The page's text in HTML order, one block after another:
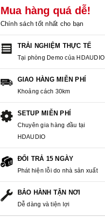
Mua hàng quá dễ!
Chính sách tốt nhất cho bạn
TRẢI NGHIỆM THỰC TẾ
Tại phòng Demo của HDAUDIO
GIAO HÀNG MIỄN PHÍ
Khoảng cách 30km
SETUP MIỄN PHÍ
Chuyên gia hàng đầu tại
HDAUDIO
ĐỔI TRẢ 15 NGÀY
Phát hiện lỗi do nhà sản xuất
BẢO HÀNH TẬN NƠI
Dễ dàng và tiện lợi